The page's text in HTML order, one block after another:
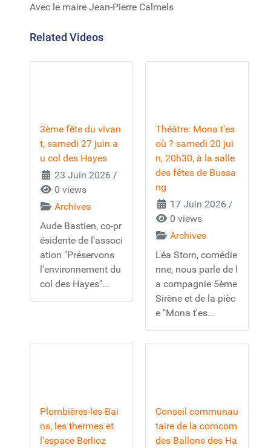
Avec le maire Jean-Pierre Calmels
Related Videos
3ème fête du vivan
t, samedi 27 juin a
u col des Hayes
23 Juin 2026 /
0 views
Archives
Aude Bastien, co-pr
ésidente de l'associ
ation "Préservons
l'environnement du
col des Hayes"...
Théâtre: Mona t'es
où ? samedi 20 jui
n, 20h30, à la salle
des fêtes de Bussa
ng
17 Juin 2026 /
0 views
Archives
Léa Storn, comédie
nne, nous parle de l
a compagnie 5ème
Sirène et de la pièc
e "Mona t'es...
Plombières-les-Bai
ns, les thermes et
l'espace Berlioz
Conseil communau
taire de la comcom
des Ballons des Ha